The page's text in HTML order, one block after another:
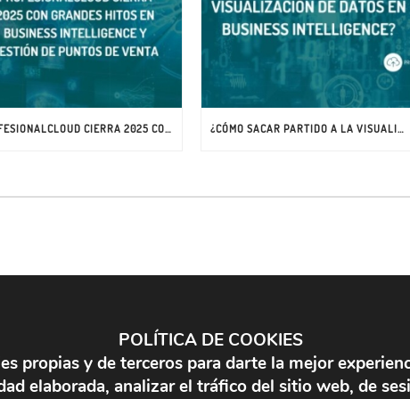
PROFESIONALCLOUD CIERRA 2025 CON GRANDES HITOS EN BUSINESS INTELLIGENCE Y GESTIÓN DE PUNTOS DE VENTA ¿CÓMO SACAR PARTIDO A LA VISUALIZACIÓN DE DATOS EN BUSINESS INTELLIGENCE?
Microsoft Azure
Microsoft Power BI
es
POLÍTICA DE COOKIES
propias y de terceros para darte la mejor
elaborada, analizar el tráfico del sitio web, de